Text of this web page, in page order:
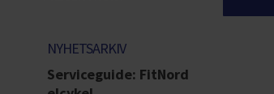
NYHETSARKIV
Serviceguide: FitNord